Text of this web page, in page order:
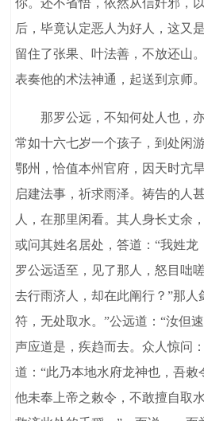
你。还不省悟，依然从信奸邪，
后，毕竟认定恶人为好人，这又
留住了张果、叶法善，不放还山
表奏他的术法神通，起送到京师。
那罗公远，不知何处人也，亦
常如十六七岁一个孩子，到处闲
鄂州，恰值本州官府，因天时亢
启建法事，祈求雨泽。祷告的人
人，在那里闲看。其人身长丈余
或问其姓名居处，答道：“我姓龙
罗公远适至，见了那人，怒目咄
去行雨济人，却在此阐行？”那人
符，无处取水。”公远道：“汝但
声应道是，疾趋而去。众人惊问
道：“此乃本地水府龙神也，吾
他未奉上帝之敕令，不敢擅自取